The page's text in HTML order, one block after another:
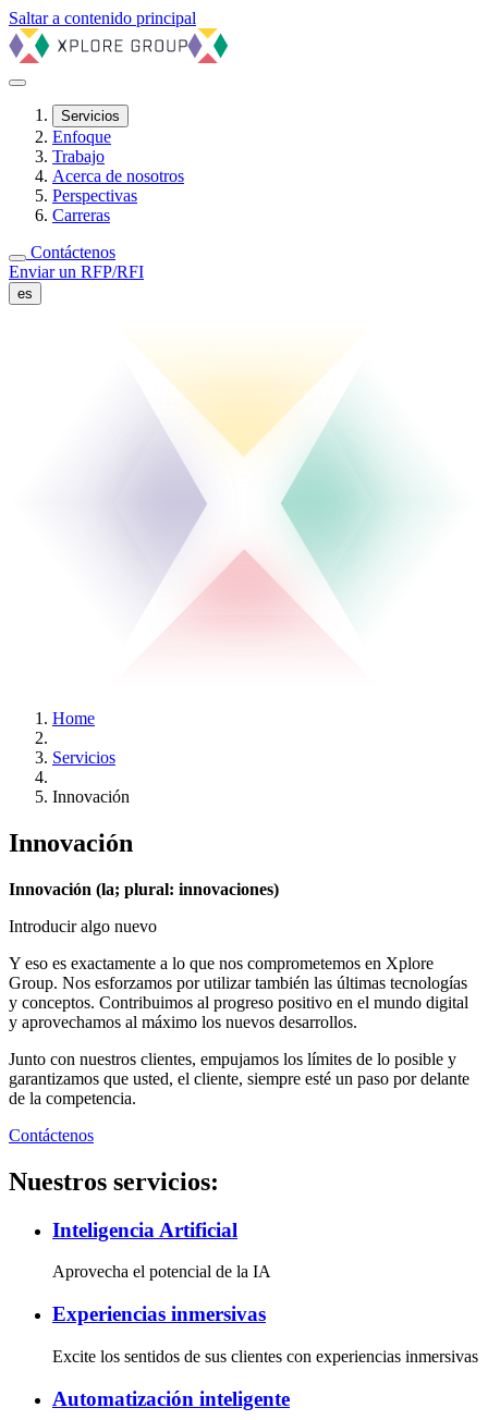
Saltar a contenido principal
Servicios
Enfoque
Trabajo
Acerca de nosotros
Perspectivas
Carreras
Contáctenos
Enviar un RFP/RFI
es
Home
Servicios
Innovación
Innovación
Innovación (la; plural: innovaciones)
Introducir algo nuevo
Y eso es exactamente a lo que nos comprometemos en Xplore
Group. Nos esforzamos por utilizar también las últimas tecnologías
y conceptos. Contribuimos al progreso positivo en el mundo digital
y aprovechamos al máximo los nuevos desarrollos.
Junto con nuestros clientes, empujamos los límites de lo posible y
garantizamos que usted, el cliente, siempre esté un paso por delante
de la competencia.
Contáctenos
Nuestros servicios:
Inteligencia Artificial
Aprovecha el potencial de la IA
Experiencias inmersivas
Excite los sentidos de sus clientes con experiencias inmersivas
Automatización inteligente